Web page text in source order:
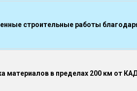
строительные работы
материалов в пределах 200 км от